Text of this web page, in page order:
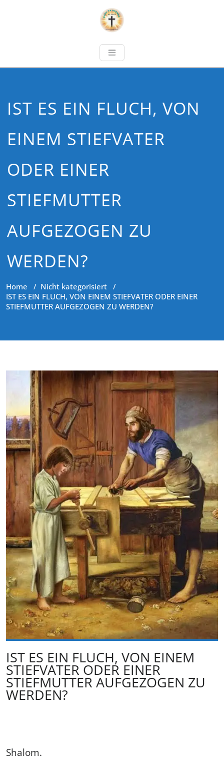
IST ES EIN FLUCH, VON
EINEM STIEFVATER
ODER EINER
STIEFMUTTER
AUFGEZOGEN ZU
WERDEN?
Home / Nicht kategorisiert /
IST ES EIN FLUCH, VON EINEM STIEFVATER ODER EINER
STIEFMUTTER AUFGEZOGEN ZU WERDEN?
IST ES EIN FLUCH, VON EINEM
STIEFVATER ODER EINER
STIEFMUTTER AUFGEZOGEN ZU
WERDEN?
Shalom.